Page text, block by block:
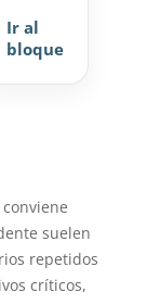
Ir al
bloque
suelen
repetidos
críticos,